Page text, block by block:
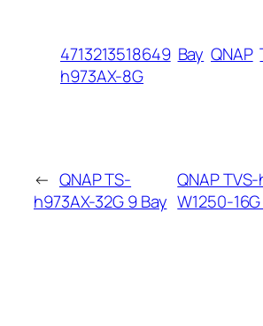
4713213518649 Bay QNAP
h973AX-8G
← QNAP TS-
h973AX-32G 9 Bay
QNAP
W1250-